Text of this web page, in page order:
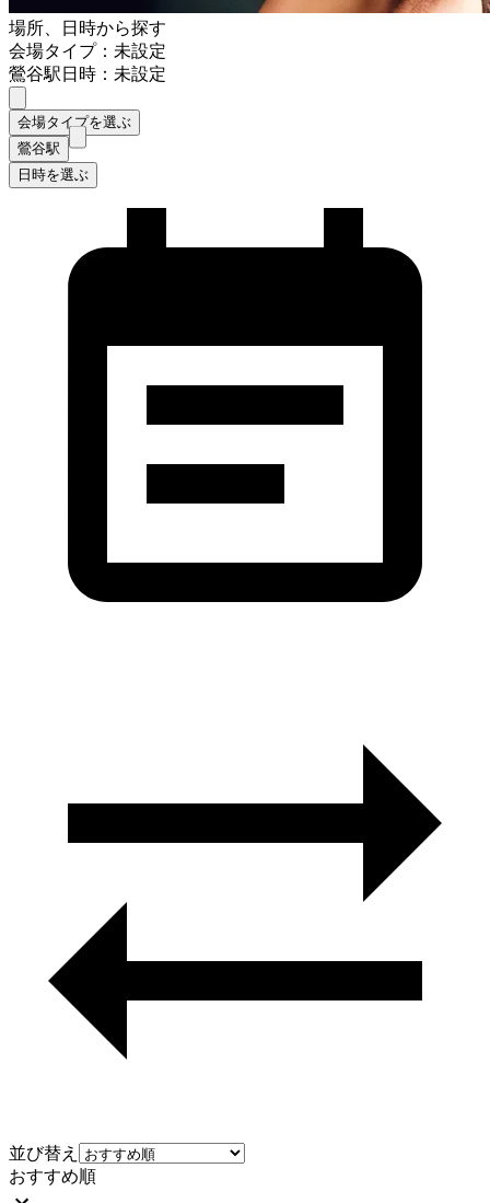
場所、日時から探す
会場タイプ：未設定
鶯谷駅日時：未設定
会場タイプを選ぶ
鶯谷駅
日時を選ぶ
並び替え
おすすめ順